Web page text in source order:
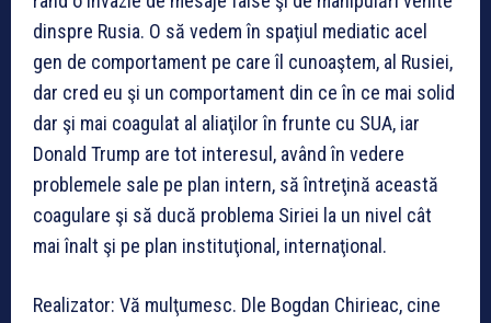
dinspre Rusia. O să vedem în spaţiul mediatic acel
gen de comportament pe care îl cunoaştem, al Rusiei,
dar cred eu şi un comportament din ce în ce mai solid
dar şi mai coagulat al aliaţilor în frunte cu SUA, iar
Donald Trump are tot interesul, având în vedere
problemele sale pe plan intern, să întreţină această
coagulare şi să ducă problema Siriei la un nivel cât
mai înalt şi pe plan instituţional, internaţional.
Realizator: Vă mulţumesc. Dle Bogdan Chirieac, cine